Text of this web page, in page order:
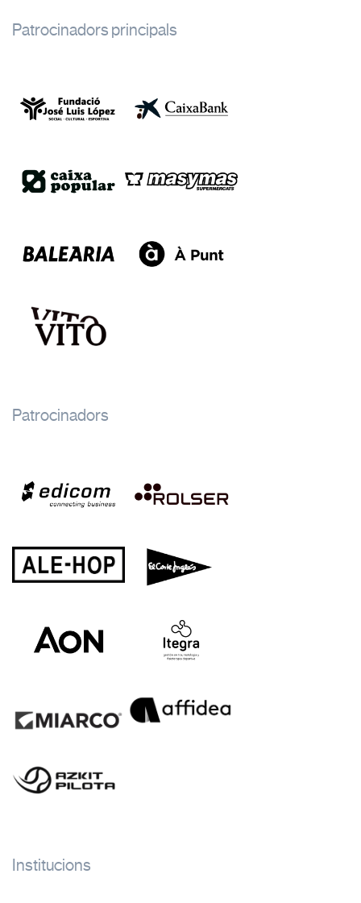
Patrocinadors principals
Patrocinadors
Institucions